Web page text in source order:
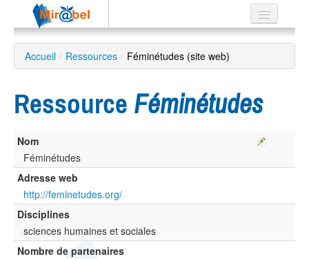
Le réseau
Soutien
Recherche
avancée
EN
ES
?
Accueil / Ressources / Féminétudes (site web)
Ressource Féminétudes
Nom
Féminétudes
Adresse web
http://feminetudes.org/
Disciplines
sciences humaines et sociales
Nombre de partenaires